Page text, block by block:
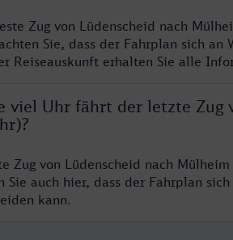
Zug von Lüdenscheid nach
Sie, dass der Fahrplan sich an
Reiseauskunft erhalten Sie alle
viel Uhr fährt der letzte Zug
Zug von Lüdenscheid nach
Sie auch hier, dass der Fahrplan
kann.